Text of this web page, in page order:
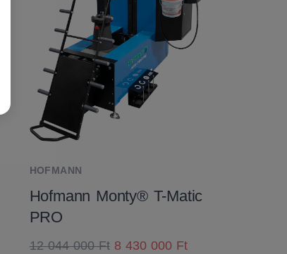
HOFMANN
Hofmann Monty® T-Matic
PRO
12 044 000 Ft 8 430 000 Ft